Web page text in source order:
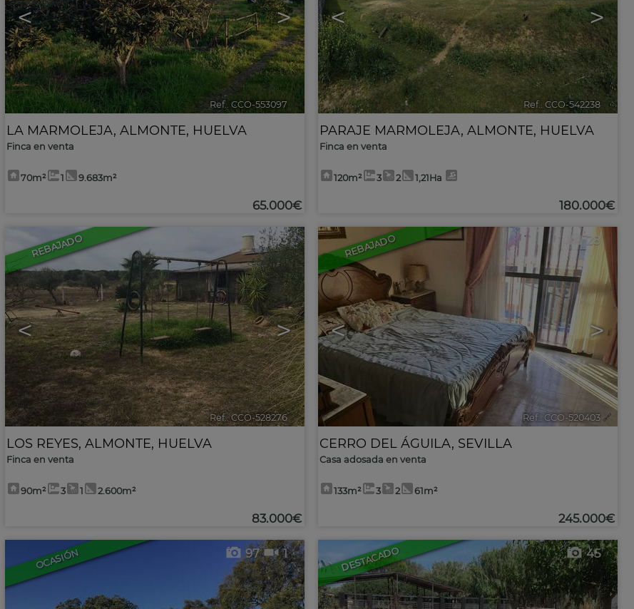
< >
Ref.. CCO-553097 🔗
LA MARMOLEJA, ALMONTE, HUELVA
Finca en venta
70m² 1 9.683m²
65.000€
< >
Ref.. CCO-542238 🔗
PARAJE MARMOLEJA, ALMONTE, HUELVA
Finca en venta
120m² 3 2 1,21Ha
180.000€
REBAJADO
< >
43
Ref.. CCO-528276 🔗
LOS REYES, ALMONTE, HUELVA
Finca en venta
90m² 3 1 2.600m²
83.000€
REBAJADO
< >
28
Ref.. CCO-520403 🔗
CERRO DEL ÁGUILA, SEVILLA
Casa adosada en venta
133m² 3 2 61m²
245.000€
OCASIÓN 97 1 DESTACADO 45